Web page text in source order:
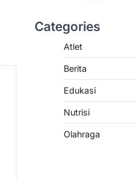
Categories
Atlet
Berita
Edukasi
Nutrisi
Olahraga